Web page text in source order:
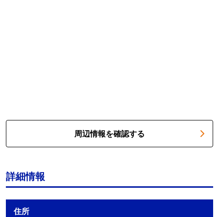
周辺情報を確認する
詳細情報
住所